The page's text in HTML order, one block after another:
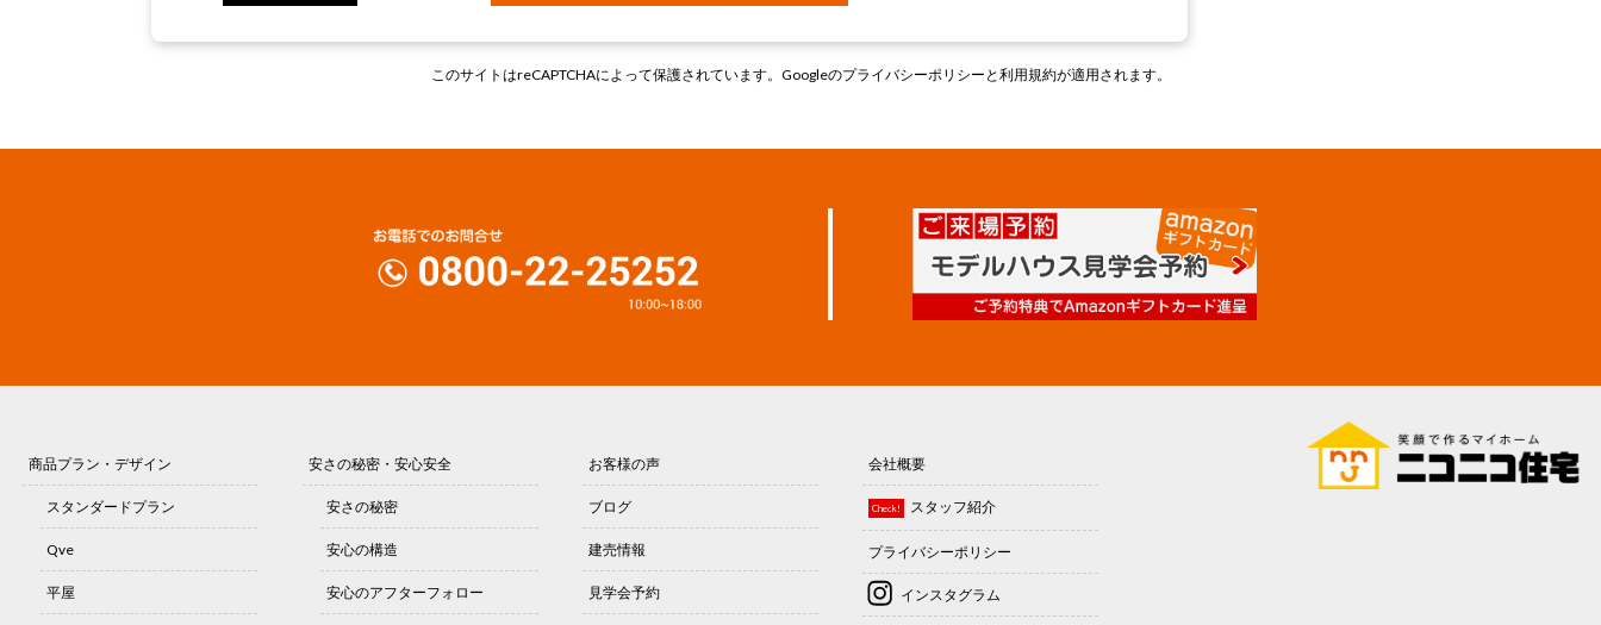
このサイトはreCAPTCHAによって保護されています。Googleのプライバシーポリシー と利用規約が適用されます。
商品プラン・デザイン
スタンダードプラン
Qve
平屋
安さの秘密・安心安全
安さの秘密
安心の構造
安心のアフターフォロー
お客様の声
ブログ
建売情報
見学会予約
会社概要
Check! スタッフ紹介
プライバシーポリシー
インスタグラム